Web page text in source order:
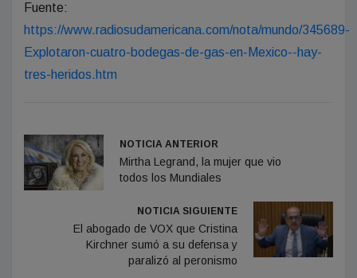
Fuente:
https://www.radiosudamericana.com/nota/mundo/345689-
Explotaron-cuatro-bodegas-de-gas-en-Mexico--hay-
tres-heridos.htm
NOTICIA ANTERIOR
Mirtha Legrand, la mujer que vio
todos los Mundiales
NOTICIA SIGUIENTE
El abogado de VOX que Cristina
Kirchner sumó a su defensa y
paralizó al peronismo